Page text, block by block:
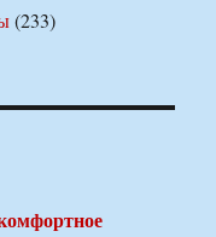
(233)